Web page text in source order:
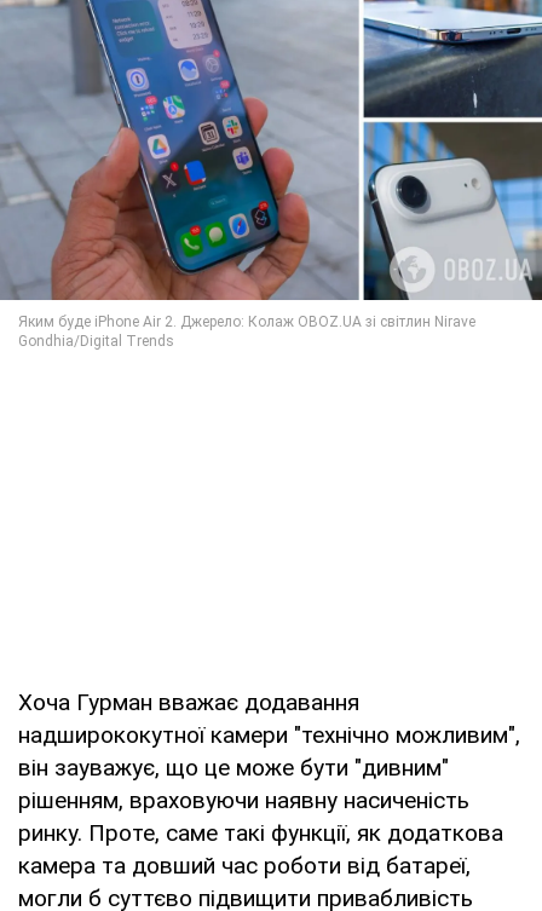
Хоча Гурман вважає додавання
надширококутної камери "технічно можливим",
він зауважує, що це може бути "дивним"
рішенням, враховуючи наявну насиченість
ринку. Проте, саме такі функції, як додаткова
камера та довший час роботи від батареї,
могли б суттєво підвищити привабливість